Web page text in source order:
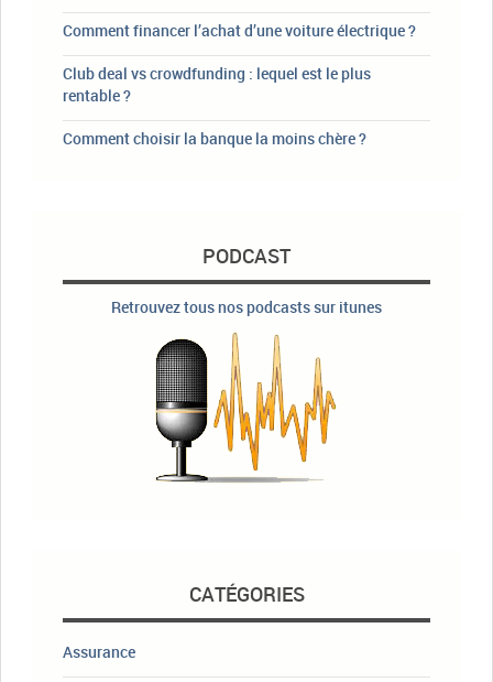
Comment financer l’achat d’une voiture électrique ?
Club deal vs crowdfunding : lequel est le plus
rentable ?
Comment choisir la banque la moins chère ?
PODCAST
Retrouvez tous nos podcasts sur itunes
CATÉGORIES
Assurance